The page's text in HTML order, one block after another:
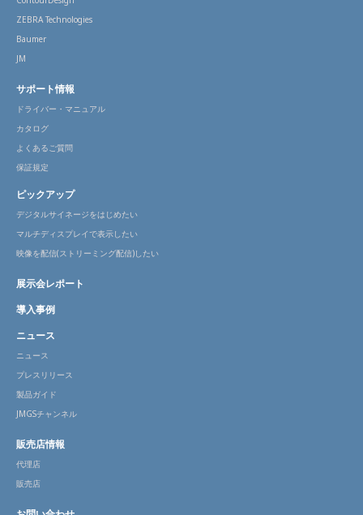
ZEBRA Technologies
Baumer
JM
サポート情報
ドライバー・マニュアル
カタログ
よくあるご質問
保証規定
ピックアップ
デジタルサイネージをはじめたい
マルチディスプレイで表示したい
映像を配信(ストリーミング配信)したい
展示会レポート
導入事例
ニュース
ニュース
プレスリリース
製品ガイド
JMGSチャンネル
販売店情報
代理店
販売店